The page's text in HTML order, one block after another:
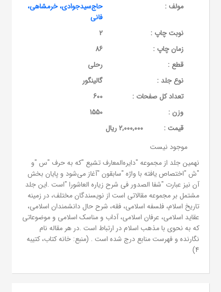
مولف :
حاج‌سیدجوادی، خرمشاهی،
فانی
نوبت چاپ :
2
زمان چاپ :
86
قطع :
رحلی
نوع جلد :
گالینگور
تعداد کل صفحات :
600
وزن :
1550
قيمت :
2,000,000 ریال
موجود نیست
نهمین جلد از مجموعه "دایره‌المعارف تشیع "که به حرف "س "و
"ش "اختصاص یافته با واژه "سابقون "آغاز می‌شود و پایان بخش
آن نیز عبارت "شفا الصدور فی شرح زیاره العاشورا "است .این جلد
مشتمل بر مجموعه مقالاتی است از نویسندگان مختلف، در زمینه
تاریخ اسلام، فلسفه اسلامی، فقه، شرح حال دانشمندان اسلامی،
عقاید اسلامی، عرفان اسلامی، آداب و مناسک اسلامی و موضوعاتی
که به نحوی با مذهب اسلام در ارتباط است .در هر مقاله نام
نگارنده و فهرست منابع درج شده است . (منبع: خانه کتاب، کتیبه
4)